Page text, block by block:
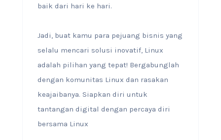
baik dari hari ke hari.
Jadi, buat kamu para pejuang bisnis yang
selalu mencari solusi inovatif, Linux
adalah pilihan yang tepat! Bergabunglah
dengan komunitas Linux dan rasakan
keajaibanya. Siapkan diri untuk
tantangan digital dengan percaya diri
bersama Linux